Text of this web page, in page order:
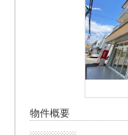
物件概要